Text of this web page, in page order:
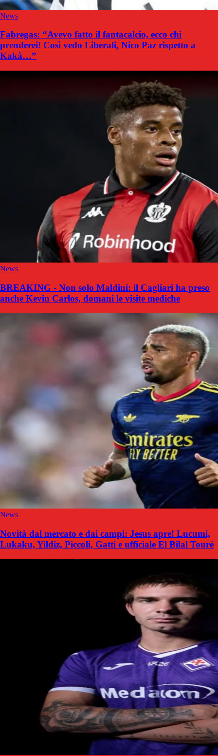
News
Fabregas: “Avevo fatto il fantacalcio, ecco chi
prenderei! Così vedo Liberali, Nico Paz rispetto a
Kakà…”
News
BREAKING - Non solo Maldini: il Cagliari ha preso
anche Kevin Carlos, domani le visite mediche
News
Novità dal mercato e dai campi: Jesus apre! Lucumi,
Lukaku, Yildiz, Piccoli, Gatti e ufficiale El Bilal Touré